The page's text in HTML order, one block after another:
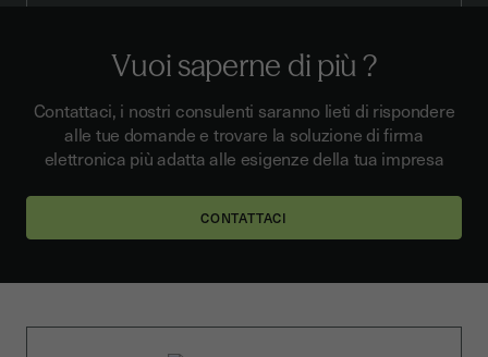
Vuoi saperne di più ?
Contattaci, i nostri consulenti saranno lieti di rispondere
alle tue domande e trovare la soluzione di firma
elettronica più adatta alle esigenze della tua impresa
CONTATTACI